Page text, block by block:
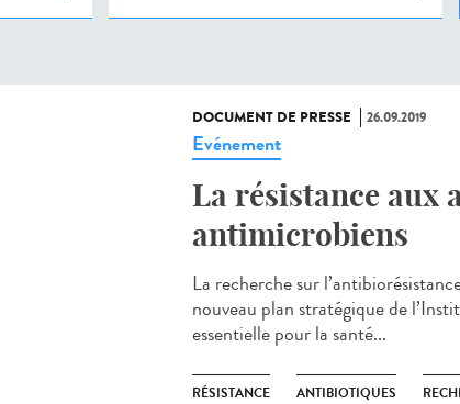
DOCUMENT DE PRESSE 26.09.2019
Evénement
La résistance aux
antimicrobiens
La recherche sur
nouveau plan stratégique de
essentielle pour la santé...
RÉSISTANCE ANTIBIOTIQUES